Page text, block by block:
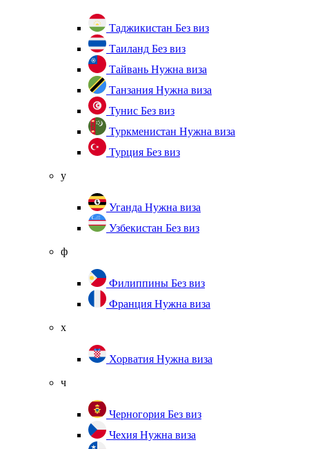
Таджикистан Без виз
Таиланд Без виз
Тайвань Нужна виза
Танзания Нужна виза
Тунис Без виз
Туркменистан Нужна виза
Турция Без виз
у
Уганда Нужна виза
Узбекистан Без виз
ф
Филиппины Без виз
Франция Нужна виза
х
Хорватия Нужна виза
ч
Черногория Без виз
Чехия Нужна виза